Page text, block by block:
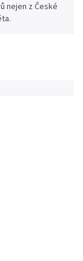
nejen z České